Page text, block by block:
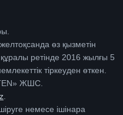
өз қызметін
ретінде 2016 жылғы 5
тіркеуден өткен.
ЖШС.
.
немесе ішінара